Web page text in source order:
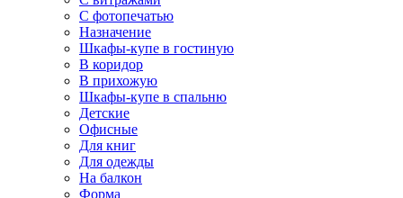
С фотопечатью
Назначение
Шкафы-купе в гостиную
В коридор
В прихожую
Шкафы-купе в спальню
Детские
Офисные
Для книг
Для одежды
На балкон
Форма